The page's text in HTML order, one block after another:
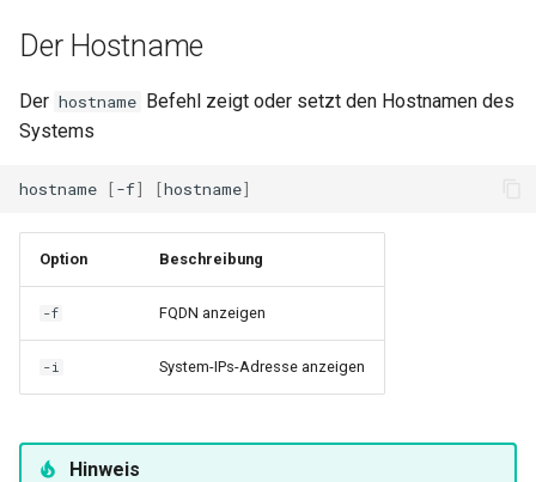
Der Hostname
Der hostname
Befehl zeigt oder setzt den Hostnamen des
Systems
hostname [-f] [hostname]
Option Beschreibung
-f FQDN anzeigen
-i System-IPs-Adresse anzeigen
Hinweis